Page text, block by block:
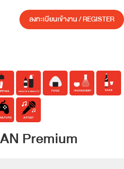
ลงทะเบียนเข้างาน / REGISTER
Premium